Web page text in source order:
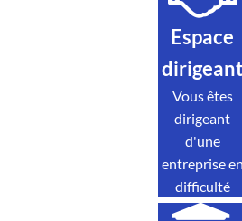
Espace
dirigeant
Vous êtes
dirigeant
d'une
entreprise en
difficulté